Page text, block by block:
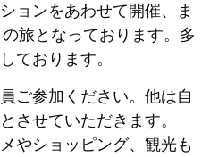
ョンをあわせて開催、ま
旅となっております。多
ております。
ご参加ください。他は自
させていただきます。
やショッピング、観光も